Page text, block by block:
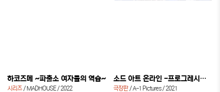
하코즈메 ~파출소 여자들의 역습~
시리즈 MADHOUSE 2022
소드 아트 온라인 -프로그레시브- 별 없는 밤의 아리아
극장판 A-1 Pictures 2021